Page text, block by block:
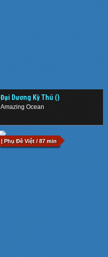
Đại Dương Kỳ Thú ()
Amazing Ocean
| Phụ Đề Việt / 87 min